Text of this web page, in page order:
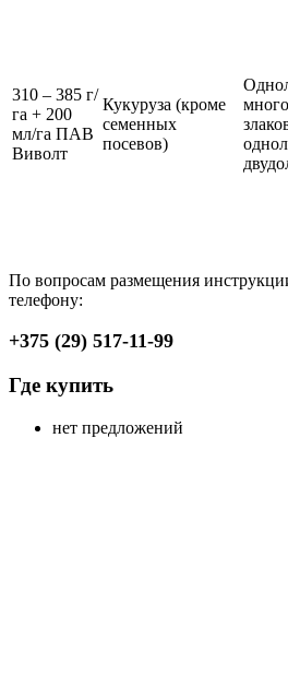
310 – 385 г/
га + 200
мл/га ПАВ
Виволт
Кукуруза (кроме
семенных
посевов)
По вопросам размещения
телефону:
+375 (29) 517-11-99
Где купить
нет предложений